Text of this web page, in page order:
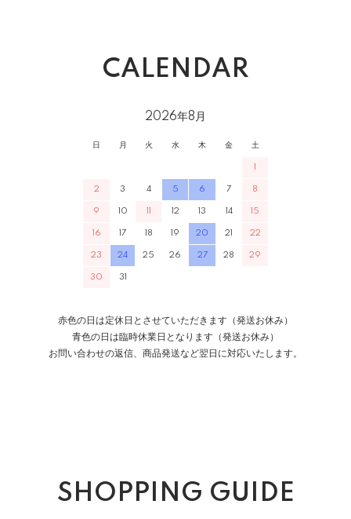
CALENDAR
2026年8月
日 月 火 水 木 金 土
1
2 3 4 5 6 7 8
9 10 11 12 13 14 15
16 17 18 19 20 21 22
23 24 25 26 27 28 29
30 31
赤色の日は定休日とさせていただきます（発送お休み）
青色の日は臨時休業日となります（発送お休み）
お問い合わせの返信、商品発送など翌日に対応いたします。
SHOPPING GUIDE